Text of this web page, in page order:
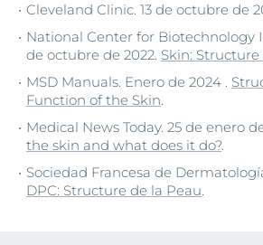
Cleveland Clinic. 13 de octubre de
National Center for Biotechnology
de octubre de 2022. Skin:
MSD Manuals. Enero de 2024 .
Function of the Skin.
Medical News Today. 25 de enero
the skin and what does it do?.
Sociedad Francesa de
DPC: Structure de la Peau.